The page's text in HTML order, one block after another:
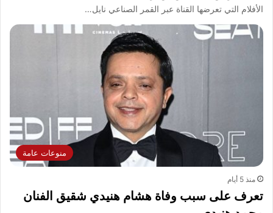
الأفلام التي تعرضها القناة عبر القمر الصناعي نايل…
منوعات عامة
منذ 5 أيام
تعرف على سبب وفاة هشام هنيدي شقيق الفنان